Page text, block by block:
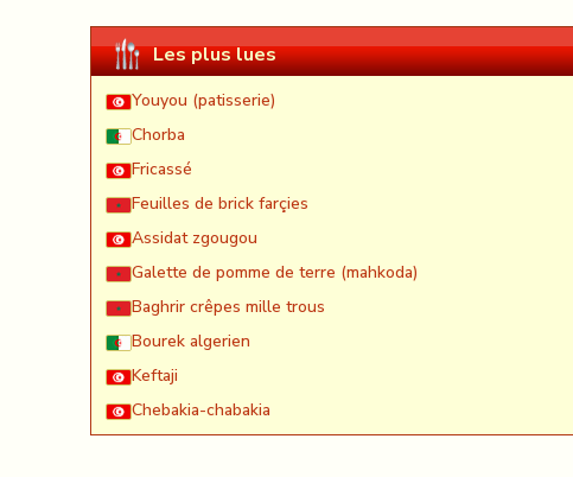
Les plus lues
Youyou (patisserie)
Chorba
Fricassé
Feuilles de brick farçies
Assidat zgougou
Galette de pomme de terre (mahkoda)
Baghrir crêpes mille trous
Bourek algerien
Keftaji
Chebakia-chabakia